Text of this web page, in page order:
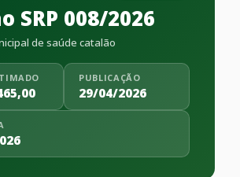
SRP 008/2026
de saúde catalão
PUBLICAÇÃO
29/04/2026